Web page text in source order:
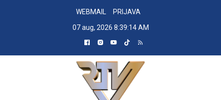
WEBMAIL
PRIJAVA
07 aug, 2026 8:39:15 AM